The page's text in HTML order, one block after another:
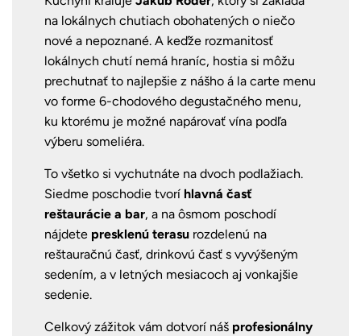
na lokálnych chutiach obohatených o niečo
nové a nepoznané. A keďže rozmanitosť
lokálnych chutí nemá hraníc, hostia si môžu
prechutnať to najlepšie z nášho á la carte menu
vo forme 6-chodového degustačného menu,
ku ktorému je možné napárovať vína podľa
výberu someliéra.
To všetko si vychutnáte na dvoch podlažiach.
Siedme poschodie tvorí hlavná časť
reštaurácie a bar, a na ôsmom poschodí
nájdete presklenú terasu rozdelenú na
reštauračnú časť, drinkovú časť s vyvýšeným
sedením, a v letných mesiacoch aj vonkajšie
sedenie.
Celkový zážitok vám dotvorí náš profesionálny